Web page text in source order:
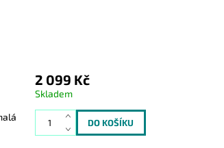
2 099 Kč
Skladem